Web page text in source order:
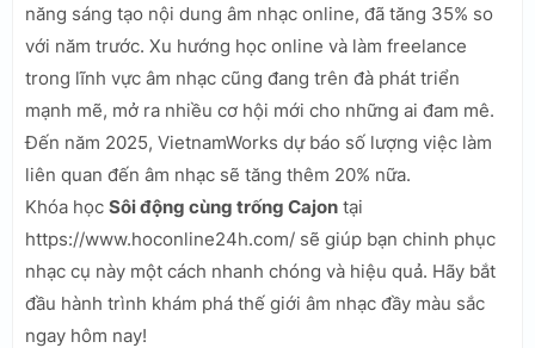
năng sáng tạo nội dung âm nhạc online, đã tăng 35% so
với năm trước. Xu hướng học online và làm freelance
trong lĩnh vực âm nhạc cũng đang trên đà phát triển
mạnh mẽ, mở ra nhiều cơ hội mới cho những ai đam mê.
Đến năm 2025, VietnamWorks dự báo số lượng việc làm
liên quan đến âm nhạc sẽ tăng thêm 20% nữa.
Khóa học Sôi động cùng trống Cajon tại
https://www.hoconline24h.com/ sẽ giúp bạn chinh phục
nhạc cụ này một cách nhanh chóng và hiệu quả. Hãy bắt
đầu hành trình khám phá thế giới âm nhạc đầy màu sắc
ngay hôm nay!